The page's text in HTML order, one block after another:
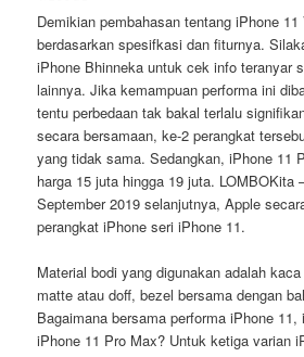
Demikian pembahasan tentang iPhone
berdasarkan spesifkasi dan fiturnya.
iPhone Bhinneka untuk cek info teranyar
lainnya. Jika kemampuan performa ini
tentu perbedaan tak bakal terlalu
secara bersamaan, ke-2 perangkat
yang tidak sama. Sedangkan, iPhone 11
harga 15 juta hingga 19 juta. LOMBOKita
September 2019 selanjutnya, Apple
perangkat iPhone seri iPhone 11.
Material bodi yang digunakan adalah
matte atau doff, bezel bersama dengan
Bagaimana bersama performa iPhone
iPhone 11 Pro Max? Untuk ketiga varian